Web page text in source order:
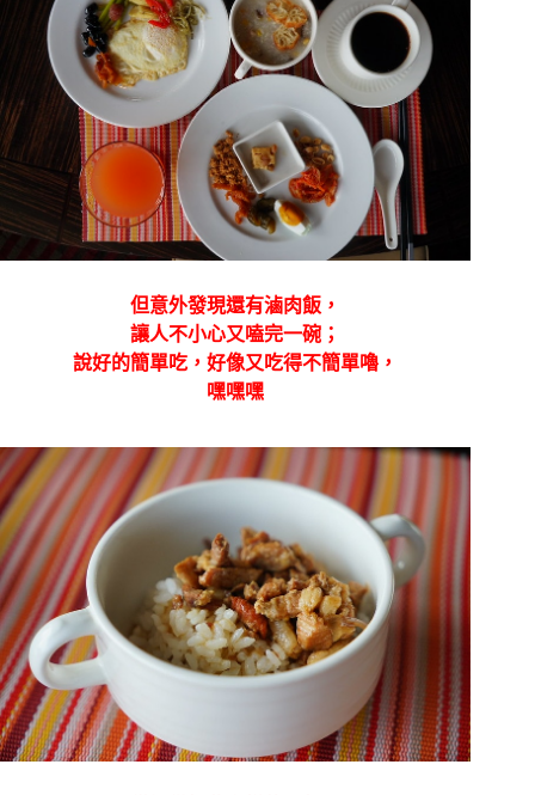
但意外發現還有滷肉飯，
讓人不小心又嗑完一碗；
說好的簡單吃，好像又吃得不簡單嚕，
嘿嘿嘿